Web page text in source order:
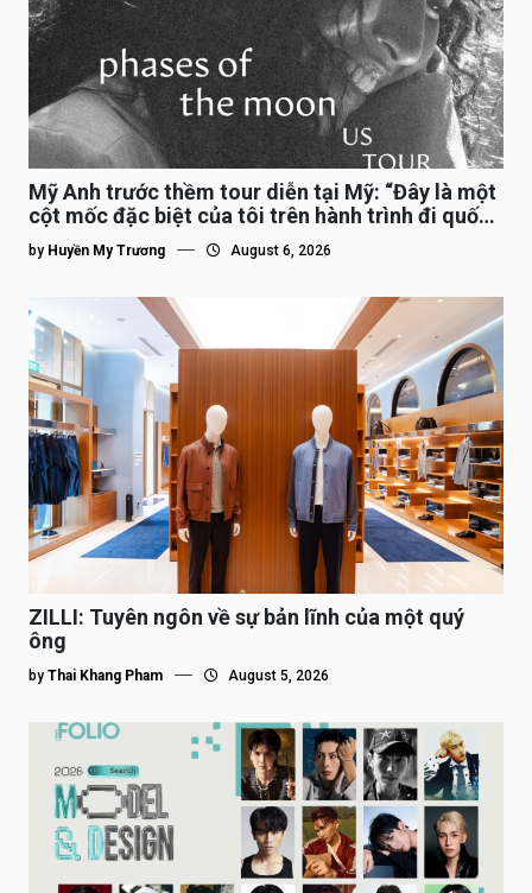
Mỹ Anh trước thềm tour diễn tại Mỹ: “Đây là một
cột mốc đặc biệt của tôi trên hành trình đi quốc
tế”
by Huyền My Trương August 6, 2026
ZILLI: Tuyên ngôn về sự bản lĩnh của một quý
ông
by Thai Khang Pham August 5, 2026